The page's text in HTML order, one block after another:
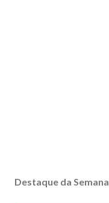
Destaque da Semana